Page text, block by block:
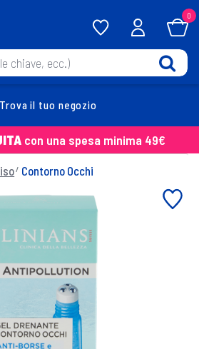
0
Trova il tuo negozio
con una spesa minima 49€
Contorno Occhi